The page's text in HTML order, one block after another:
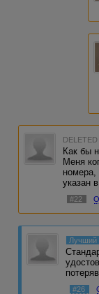
DELETED
Как бы
Меня
номера,
указан
#22
Лучший
#26